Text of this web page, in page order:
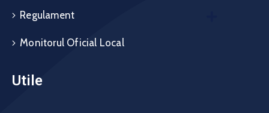
Regulament
Monitorul Oficial Local
Utile